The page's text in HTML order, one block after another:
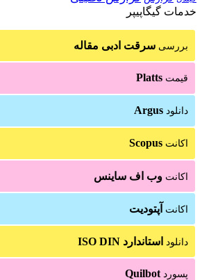
خدمات گیگاپیپر
بررسی سرقت ادبی مقاله
قیمت Platts
دانلود Argus
اکانت Scopus
اکانت وب اف ساینس
اکانت آپتودیت
دانلود استاندارد ISO DIN
پسورد Quilbot